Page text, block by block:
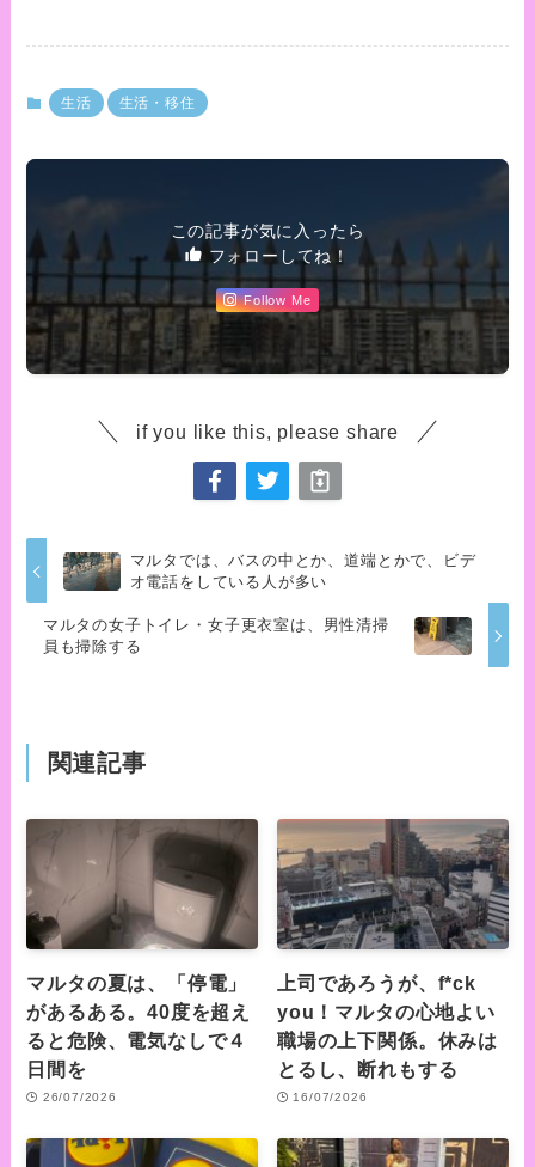
生活 生活・移住
この記事が気に入ったら
フォローしてね！
Follow Me
if you like this, please share
マルタでは、バスの中とか、道端とかで、ビデ
オ電話をしている人が多い
マルタの女子トイレ・女子更衣室は、男性清掃
員も掃除する
関連記事
マルタの夏は、「停電」
があるある。40度を超え
ると危険、電気なしで４
日間を
26/07/2026
上司であろうが、f*ck
you！マルタの心地よい
職場の上下関係。休みは
とるし、断れもする
16/07/2026